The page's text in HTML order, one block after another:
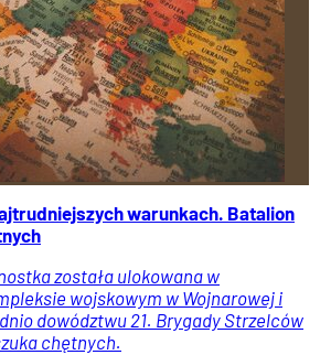
warunkach. Batalion
została ulokowana w
wojskowym w Wojnarowej i
dowództwu 21. Brygady Strzelców
chętnych.